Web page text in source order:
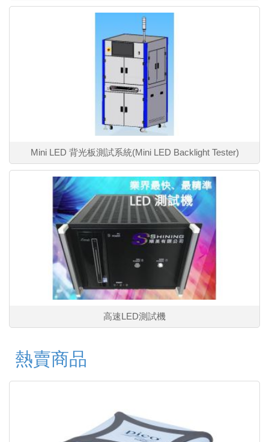
Mini LED 背光板測試系統(Mini LED Backlight Tester)
高速LED測試機
熱賣商品